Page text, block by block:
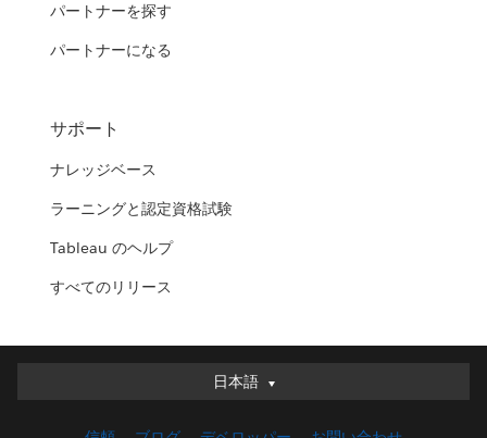
パートナーを探す
パートナーになる
サポート
ナレッジベース
ラーニングと認定資格試験
Tableau のヘルプ
すべてのリリース
日本語
日本語